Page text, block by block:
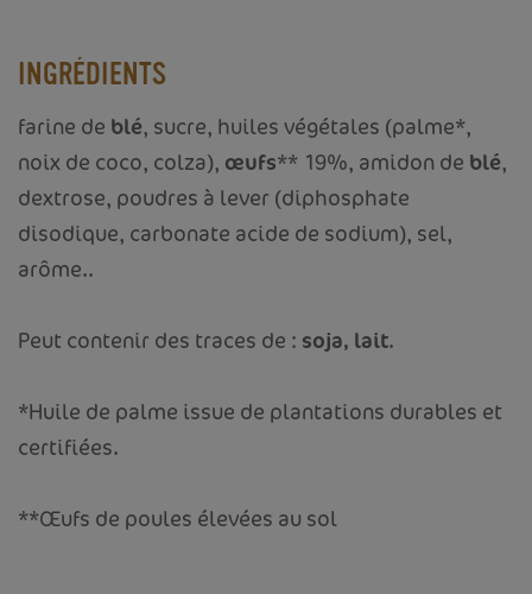
INGRÉDIENTS
farine de blé, sucre, huiles végétales (palme*,
noix de coco, colza), œufs** 19%, amidon de blé,
dextrose, poudres à lever (diphosphate
disodique, carbonate acide de sodium), sel,
arôme..
Peut contenir des traces de : soja, lait.
*Huile de palme issue de plantations durables et
certifiées.
**Œufs de poules élevées au sol